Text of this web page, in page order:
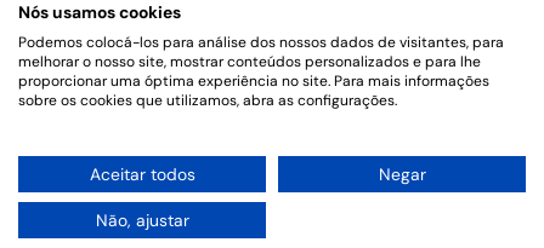
Este site não é um produto Meta Platforms, Inc., Google LLC,
tampouco oferece serviços públicos oficiais. Somos um
o Código de Ética e Disciplina da OAB do Brasil – Alexandre
Berthe Pinto Soc. de Adv, OAB/SP nº 22477 –Política de
Privacidade e Termos de uso
Nós usamos cookies
Podemos colocá-los para análise dos nossos dados de visitantes, para
melhorar o nosso site, mostrar conteúdos personalizados e para lhe
proporcionar uma óptima experiência no site. Para mais informações
sobre os cookies que utilizamos, abra as configurações.
Aceitar todos Negar
Não, ajustar